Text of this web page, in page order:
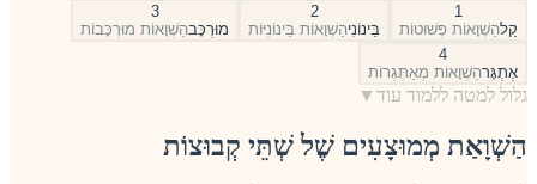
1
קַלהַשְׁוָאוֹת פְּשׁוּטוֹת
2
בֵּינוֹנִיהַשְׁוָאוֹת בֵּינוֹנִיּוֹת
3
מוּרְכָּבהַשְׁוָאוֹת מוּרְכָּבוֹת
4
אֶתְגָּרהַשְׁוָאוֹת מְאַתְּגְרוֹת
גלול למטה ללמוד עוד ▼
הַשְׁוָאַת מְמוּצָעִים שֶׁל שְׁתֵּי קְבוּצוֹת